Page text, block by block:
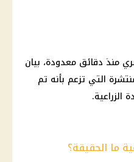
منذ دقائق معدودة، بيان
التي تزعم بأنه تم
الزراعية.
ما الحقيقة؟